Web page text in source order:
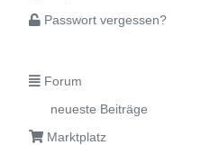
Passwort vergessen?
Forum
neueste Beiträge
Marktplatz